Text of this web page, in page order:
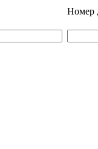
Номер